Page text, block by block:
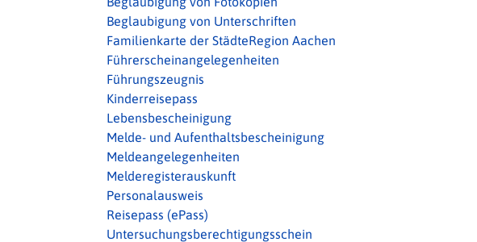
Beglaubigung von Unterschriften
Familienkarte der StädteRegion Aachen
Führerscheinangelegenheiten
Führungszeugnis
Kinderreisepass
Lebensbescheinigung
Melde- und Aufenthaltsbescheinigung
Meldeangelegenheiten
Melderegisterauskunft
Personalausweis
Reisepass (ePass)
Untersuchungsberechtigungsschein